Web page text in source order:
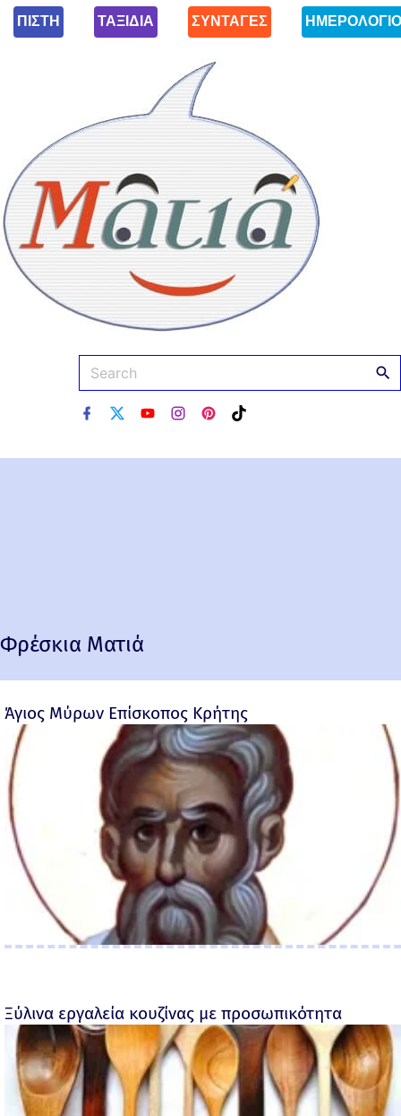
ΠΙΣΤΗ ΤΑΞΙΔΙΑ ΣΥΝΤΑΓΕΣ ΗΜΕΡΟΛΟΓΙΟ
Φρέσκια Ματιά
Άγιος Μύρων Επίσκοπος Κρήτης
Ξύλινα εργαλεία κουζίνας με προσωπικότητα